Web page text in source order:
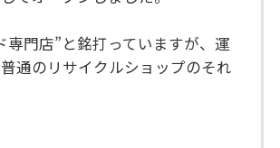
門店”と銘打っていますが、運
通のリサイクルショップのそれ